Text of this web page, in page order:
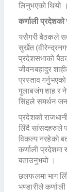
लिनुभएको थियो ।
कर्णाली प्रदेशको
यसैगरी बैठकले
सुर्खेत
प्रदेशसभाको
जीवनबहादुर
प्रस्ताव
गुलाबजंग शाह र
सिंहले समर्थन
प्रदेशको
लिँदै सांसदहरुले
विकल्प नरहेको
कर्णाली प्रदेशमा
बताउनुभयो ।
छलफलमा भाग
भण्डारीले